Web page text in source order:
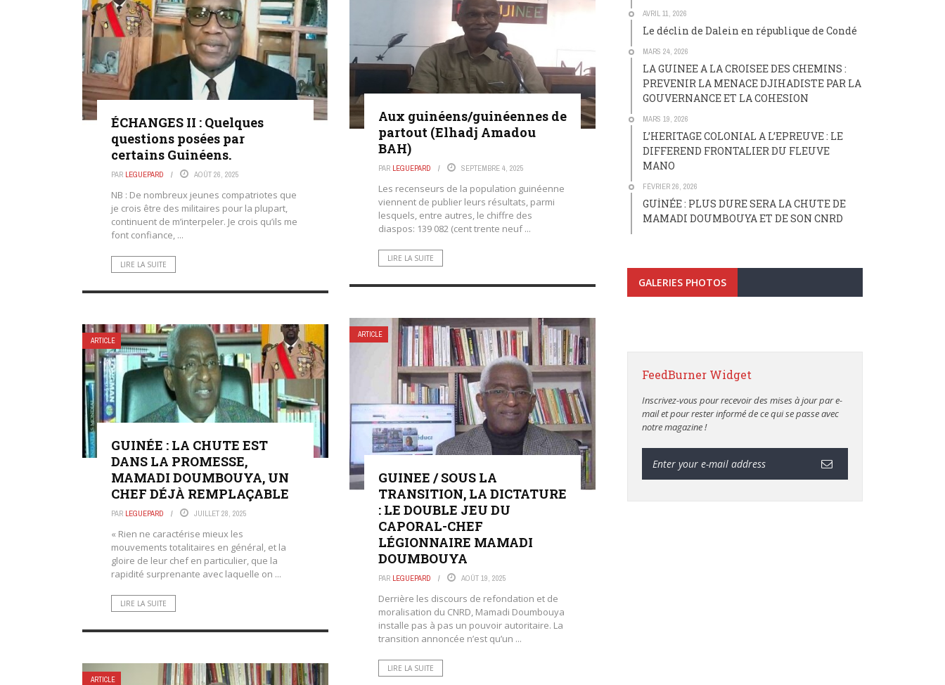
Aux guinéens/guinéennes de
partout (Elhadj Amadou
BAH)
PAR LEGUEPARD SEPTEMBRE 4, 2025
Les recenseurs de la population guinéenne
viennent de publier leurs résultats, parmi
lesquels, entre autres, le chiffre des
diaspos: 139 082 (cent trente neuf ...
LIRE LA SUITE
ÉCHANGES II : Quelques
questions posées par
certains Guinéens.
PAR LEGUEPARD AOÛT 26, 2025
NB : De nombreux jeunes compatriotes que
je crois être des militaires pour la plupart,
continuent de m’interpeler. Je crois qu’ils me
font confiance, ...
LIRE LA SUITE
ARTICLE
GUINEE / SOUS LA
TRANSITION, LA DICTATURE
: LE DOUBLE JEU DU
CAPORAL-CHEF
LÉGIONNAIRE MAMADI
DOUMBOUYA
PAR LEGUEPARD AOÛT 19, 2025
Derrière les discours de refondation et de
moralisation du CNRD, Mamadi Doumbouya
installe pas à pas un pouvoir autoritaire. La
transition annoncée n’est qu’un ...
LIRE LA SUITE
ARTICLE
GUINÉE : LA CHUTE EST
DANS LA PROMESSE,
MAMADI DOUMBOUYA, UN
CHEF DÉJÀ REMPLAÇABLE
PAR LEGUEPARD JUILLET 28, 2025
« Rien ne caractérise mieux les
mouvements totalitaires en général, et la
gloire de leur chef en particulier, que la
rapidité surprenante avec laquelle on ...
LIRE LA SUITE
ARTICLE
AVRIL 11, 2026
Le déclin de Dalein en république de Condé
MARS 24, 2026
LA GUINEE A LA CROISEE DES CHEMINS :
PREVENIR LA MENACE DJIHADISTE PAR LA
GOUVERNANCE ET LA COHESION
MARS 19, 2026
L’HERITAGE COLONIAL A L’EPREUVE : LE
DIFFEREND FRONTALIER DU FLEUVE
MANO
FÉVRIER 26, 2026
GUİNÉE : PLUS DURE SERA LA CHUTE DE
MAMADI DOUMBOUYA ET DE SON CNRD
GALERIES PHOTOS
FeedBurner Widget
Inscrivez-vous pour recevoir des mises à jour par e-
mail et pour rester informé de ce qui se passe avec
notre magazine !